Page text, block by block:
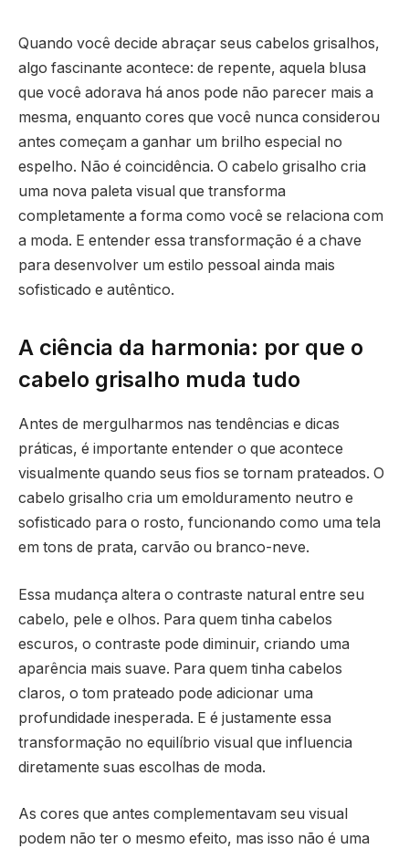
Quando você decide abraçar seus cabelos grisalhos,
algo fascinante acontece: de repente, aquela blusa
que você adorava há anos pode não parecer mais a
mesma, enquanto cores que você nunca considerou
antes começam a ganhar um brilho especial no
espelho. Não é coincidência. O cabelo grisalho cria
uma nova paleta visual que transforma
completamente a forma como você se relaciona com
a moda. E entender essa transformação é a chave
para desenvolver um estilo pessoal ainda mais
sofisticado e autêntico.
A ciência da harmonia: por que o
cabelo grisalho muda tudo
Antes de mergulharmos nas tendências e dicas
práticas, é importante entender o que acontece
visualmente quando seus fios se tornam prateados. O
cabelo grisalho cria um emolduramento neutro e
sofisticado para o rosto, funcionando como uma tela
em tons de prata, carvão ou branco-neve.
Essa mudança altera o contraste natural entre seu
cabelo, pele e olhos. Para quem tinha cabelos
escuros, o contraste pode diminuir, criando uma
aparência mais suave. Para quem tinha cabelos
claros, o tom prateado pode adicionar uma
profundidade inesperada. E é justamente essa
transformação no equilíbrio visual que influencia
diretamente suas escolhas de moda.
As cores que antes complementavam seu visual
podem não ter o mesmo efeito, mas isso não é uma